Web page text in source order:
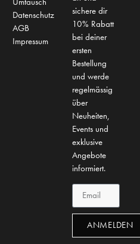
Datenschutz
AGB
Impressum
sichere dir
10% Rabatt
bei deiner
ersten
Bestellung
und werde
regelmässig
über
Neuheiten,
Events und
exklusive
Angebote
informiert.
ANMELDEN